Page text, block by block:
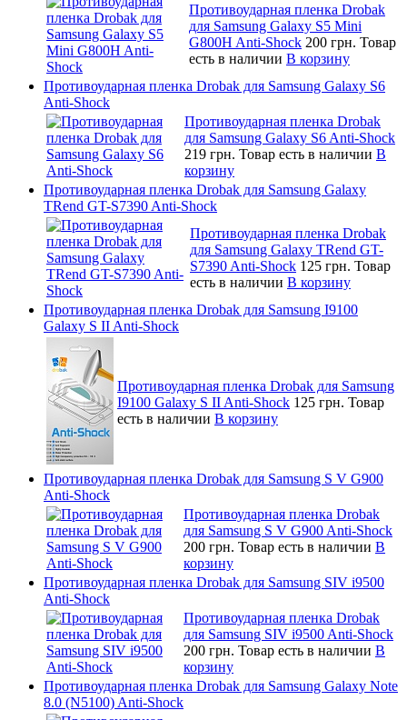
Противоударная пленка Drobak
для Samsung Galaxy S5 Mini
G800H Anti-Shock 200 грн. Товар
есть в наличии В корзину
Противоударная пленка Drobak для Samsung Galaxy S6
Anti-Shock
Противоударная пленка Drobak
для Samsung Galaxy S6 Anti-Shock
219 грн. Товар есть в наличии В
корзину
Противоударная пленка Drobak для Samsung Galaxy
TRend GT-S7390 Anti-Shock
Противоударная пленка Drobak
для Samsung Galaxy TRend GT-
S7390 Anti-Shock 125 грн. Товар
есть в наличии В корзину
Противоударная пленка Drobak для Samsung I9100
Galaxy S II Anti-Shock
Противоударная пленка Drobak для Samsung
I9100 Galaxy S II Anti-Shock 125 грн. Товар
есть в наличии В корзину
Противоударная пленка Drobak для Samsung S V G900
Anti-Shock
Противоударная пленка Drobak
для Samsung S V G900 Anti-Shock
200 грн. Товар есть в наличии В
корзину
Противоударная пленка Drobak для Samsung SIV i9500
Anti-Shock
Противоударная пленка Drobak
для Samsung SIV i9500 Anti-Shock
200 грн. Товар есть в наличии В
корзину
Противоударная пленка Drobak для Samsung Galaxy Note
8.0 (N5100) Anti-Shock